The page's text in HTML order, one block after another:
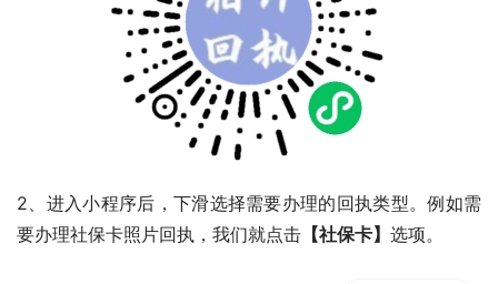
2、进入小程序后，下滑选择需要办理的回执类型。例如需
要办理社保卡照片回执，我们就点击 【社保卡】 选项。